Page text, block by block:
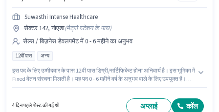
Suwasthi Intense Healthcare
सेक्टर 142, नोएडा(मेट्रो स्टेशन के पास)
सेल्स / बिज़नेस डेवलपमेंट में 0 - 6 महीने का अनुभव
12वीं पास अन्य
इस पद के लिए उम्मीदवार के पास 12वीं पास डिग्री/सर्टिफिकेट होना अनिवार्य है। इस भूमिका में
Fixed वेतन संरचना मिलती है। यह पद 0 - 6 महीने वर्ष के अनुभव वाले के लिए उपयुक्त है।
श्रेणी में टेलीसेल्स एग्जीक्यूटिव पद के लिए सक्रिय रूप से हायर कर रहा है।
4 दिन पहले पोस्ट की गई थी अप्लाई कॉल